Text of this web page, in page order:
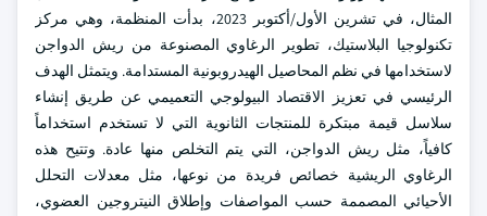
المثال، في تشرين الأول/أكتوبر 2023، بدأت المنظمة، وهي مركز
تكنولوجيا البلاستيك، تطوير الرغاوي المصنوعة من ريش الدواجن
لاستخدامها في نظم المحاصيل الهيدروبونية المستدامة. ويتمثل الهدف
الرئيسي في تعزيز الاقتصاد البيولوجي التعميمي عن طريق إنشاء
سلاسل قيمة مبتكرة للمنتجات الثانوية التي لا تستخدم استخداماً
كافياً، مثل ريش الدواجن، التي يتم التخلص منها عادة. وتتيح هذه
الرغاوي الريشية خصائص فريدة من نوعها، مثل معدلات التحلل
الأحيائي المصممة حسب المواصفات وإطلاق النيتروجين العضوي،